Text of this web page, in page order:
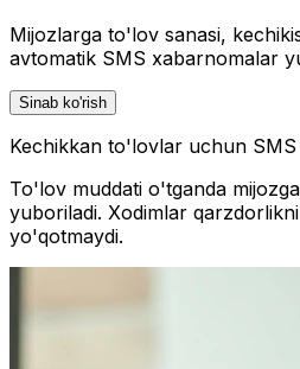
Mijozlarga to'lov sanasi,
avtomatik SMS xabarnomalar
Sinab ko'rish
Kechikkan to'lovlar uchun
To'lov muddati o'tganda
yuboriladi. Xodimlar
yo'qotmaydi.